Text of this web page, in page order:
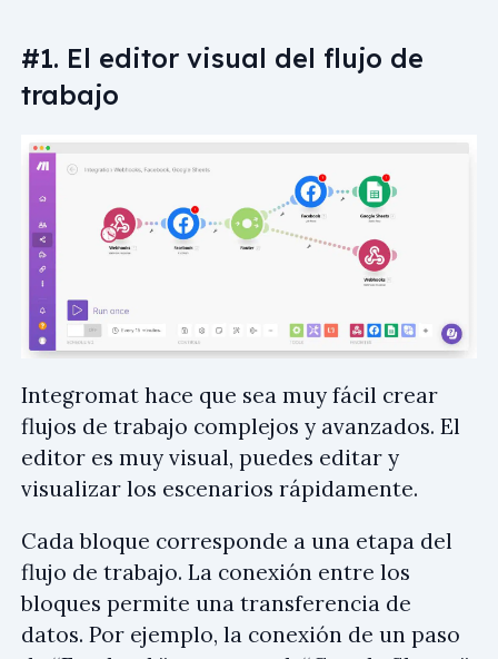
#1. El editor visual del flujo de
trabajo
Integromat hace que sea muy fácil crear
flujos de trabajo complejos y avanzados. El
editor es muy visual, puedes editar y
visualizar los escenarios rápidamente.
Cada bloque corresponde a una etapa del
flujo de trabajo. La conexión entre los
bloques permite una transferencia de
datos. Por ejemplo, la conexión de un paso